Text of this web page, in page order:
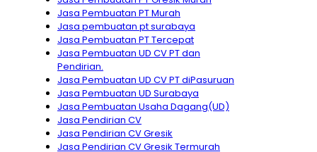
Jasa Pembuatan PT Murah
Jasa pembuatan pt surabaya
Jasa Pembuatan PT Tercepat
Jasa Pembuatan UD CV PT dan
Pendirian.
Jasa Pembuatan UD CV PT diPasuruan
Jasa Pembuatan UD Surabaya
Jasa Pembuatan Usaha Dagang(UD)
Jasa Pendirian CV
Jasa Pendirian CV Gresik
Jasa Pendirian CV Gresik Termurah